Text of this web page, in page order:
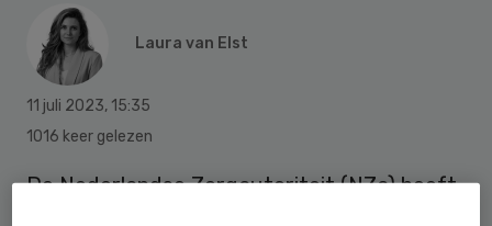
Laura van Elst
11 juli 2023, 15:35
1016 keer gelezen
De Nederlandse Zorgautoriteit (NZa) heeft